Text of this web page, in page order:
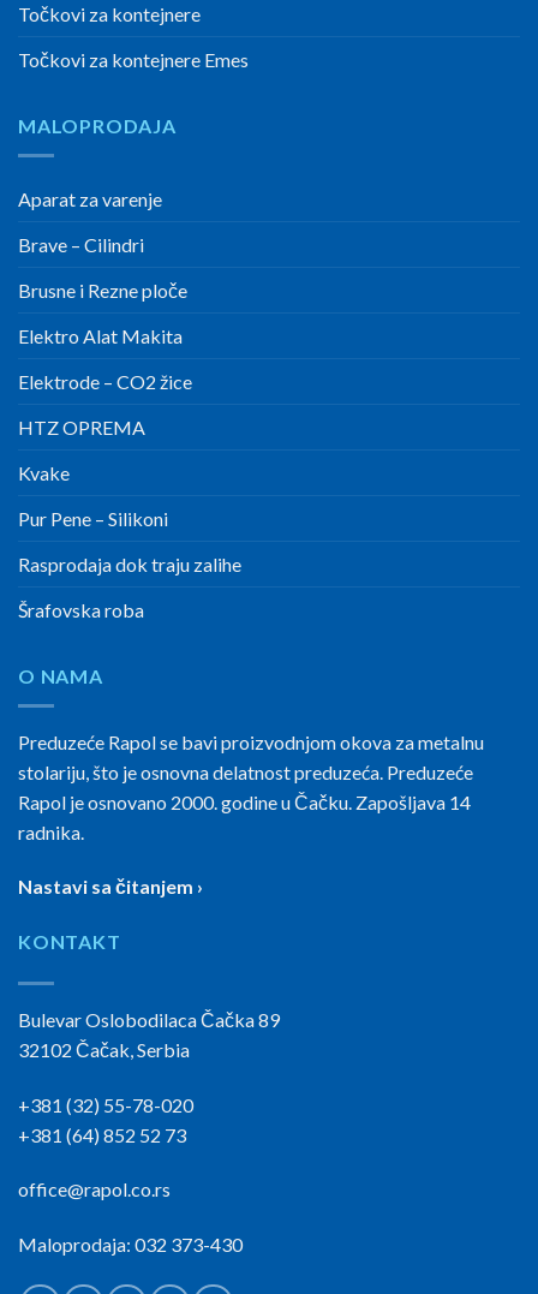
Točkovi za kontejnere
Točkovi za kontejnere Emes
MALOPRODAJA
Aparat za varenje
Brave – Cilindri
Brusne i Rezne ploče
Elektro Alat Makita
Elektrode – CO2 žice
HTZ OPREMA
Kvake
Pur Pene – Silikoni
Rasprodaja dok traju zalihe
Šrafovska roba
O NAMA
Preduzeće Rapol se bavi proizvodnjom okova za metalnu
stolariju, što je osnovna delatnost preduzeća. Preduzeće
Rapol je osnovano 2000. godine u Čačku. Zapošljava 14
radnika.
Nastavi sa čitanjem ›
KONTAKT
Bulevar Oslobodilaca Čačka 89
32102 Čačak, Serbia
+381 (32) 55-78-020
+381 (64) 852 52 73
office@rapol.co.rs
Maloprodaja: 032 373-430